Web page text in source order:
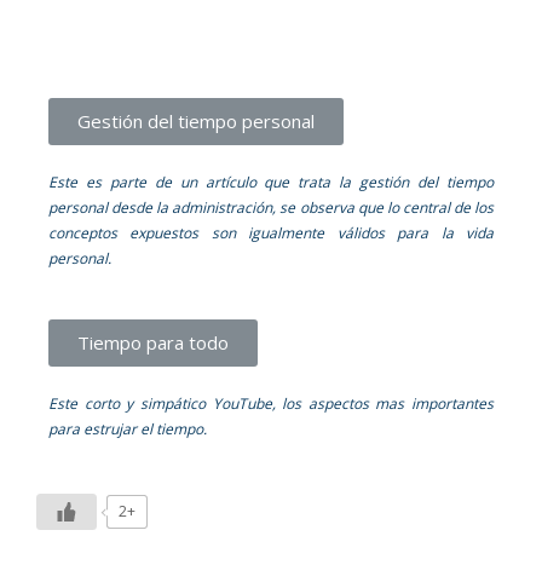
Gestión del tiempo personal
Este es parte de un artículo que trata la gestión del tiempo
personal desde la administración, se observa que lo central de los
conceptos expuestos son igualmente válidos para la vida
personal.
Tiempo para todo
Este corto y simpático YouTube, los aspectos mas importantes
para estrujar el tiempo.
2+